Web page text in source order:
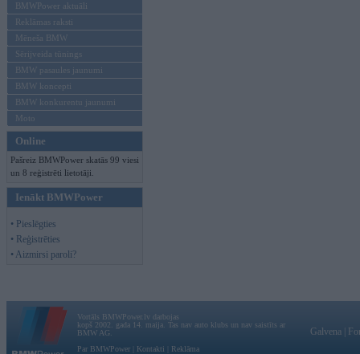
BMWPower aktuāli
Reklāmas raksti
Mēneša BMW
Sērijveida tūnings
BMW pasaules jaunumi
BMW koncepti
BMW konkurentu jaunumi
Moto
Online
Pašreiz BMWPower skatās 99 viesi
un 8 reģistrēti lietotāji.
Ienākt BMWPower
• Pieslēgties
• Reģistrēties
• Aizmirsi paroli?
Vortāls BMWPower.lv darbojas
kopš 2002. gada 14. maija. Tas nav auto klubs un nav saistīts ar
BMW AG.
Par BMWPower
Kontakti Reklāma
Galvena